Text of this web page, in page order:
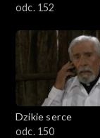
odc. 152
Dzikie serce
odc. 150